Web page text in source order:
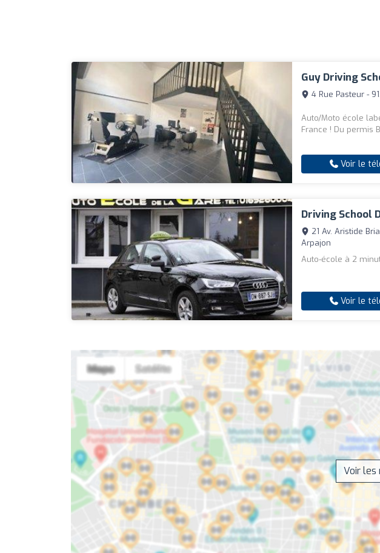
Guy Driving
4 Rue Pasteur -
Auto/Moto école
France ! Du permis
Voir le
Driving School
21 Av. Aristide
Arpajon
Auto-école à 2
Voir le
Voir